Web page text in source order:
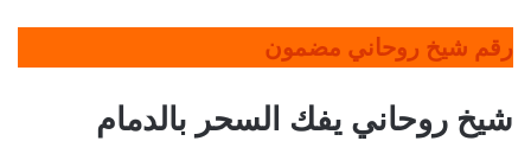
رقم شيخ روحاني مضمون
شيخ روحاني يفك السحر بالدمام